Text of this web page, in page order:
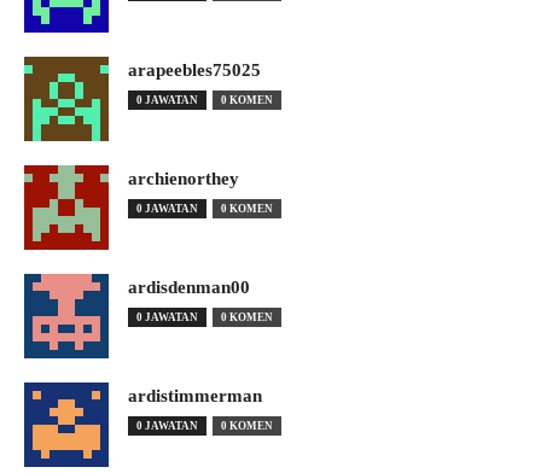
arapeebles75025
0 JAWATAN 0 KOMEN
archienorthey
0 JAWATAN 0 KOMEN
ardisdenman00
0 JAWATAN 0 KOMEN
ardistimmerman
0 JAWATAN 0 KOMEN